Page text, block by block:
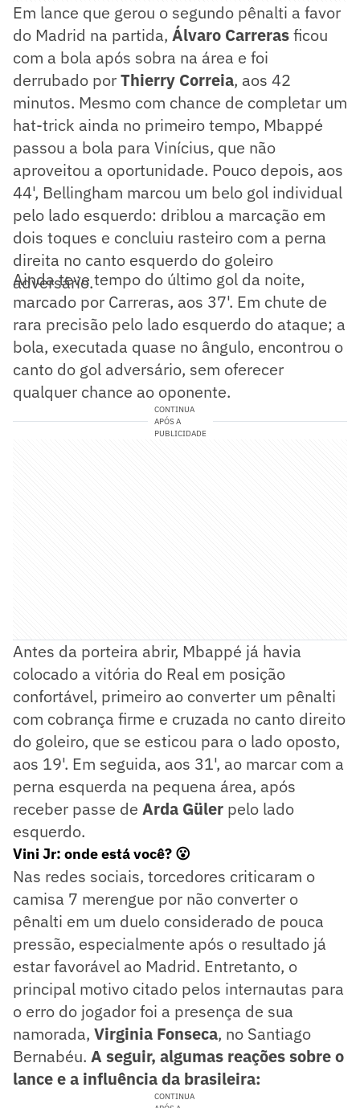
Em lance que gerou o segundo pênalti a favor
do Madrid na partida, Álvaro Carrerasficou
com a bola após sobra na área e foi
derrubado porThierry Correia, aos 42
minutos. Mesmo com chance de completar um
hat-trick ainda no primeiro tempo, Mbappé
passou a bola para Vinícius, que não
aproveitou a oportunidade. Pouco depois, aos
44', Bellingham marcou um belo gol individual
pelo lado esquerdo: driblou a marcação em
dois toques e concluiu rasteiro com a perna
direita no canto esquerdo do goleiro
adversário.
Ainda teve tempo do último gol da noite,
marcado por Carreras, aos 37'. Em chute de
rara precisão pelo lado esquerdo do ataque; a
bola, executada quase no ângulo, encontrou o
canto do gol adversário, sem oferecer
qualquer chance ao oponente.
CONTINUA
APÓS A
PUBLICIDADE
Antes da porteira abrir, Mbappé já havia
colocado a vitória do Real em posição
confortável, primeiro ao converter um pênalti
com cobrança firme e cruzada no canto direito
do goleiro, que se esticou para o lado oposto,
aos 19'. Em seguida, aos 31', ao marcar com a
perna esquerda na pequena área, após
receber passe de Arda Güler pelo lado
esquerdo.
Vini Jr: onde está você? 😮
Nas redes sociais, torcedores criticaram o
camisa 7 merengue por não converter o
pênalti em um duelo considerado de pouca
pressão, especialmente após o resultado já
estar favorável ao Madrid. Entretanto, o
principal motivo citado pelos internautas para
o erro do jogador foi a presença de sua
namorada, Virginia Fonseca, no Santiago
Bernabéu. A seguir, algumas reações sobre o
lance e a influência da brasileira:
CONTINUA